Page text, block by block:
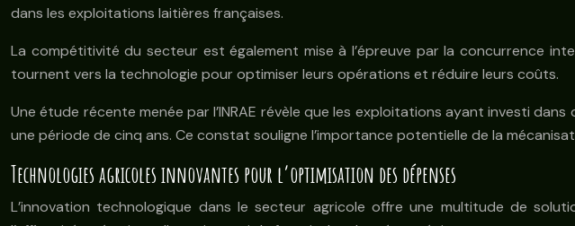
dans les exploitations laitières françaises.
La compétitivité du secteur est également mise à l’épreuve par la concurrence
tournent vers la technologie pour optimiser leurs opérations et réduire leurs coûts.
Une étude récente menée par l’INRAE révèle que les exploitations ayant investi
une période de cinq ans. Ce constat souligne l’importance potentielle de la
Technologies agricoles innovantes pour l’optimisation des dépenses
L’innovation technologique dans le secteur agricole offre une multitude de